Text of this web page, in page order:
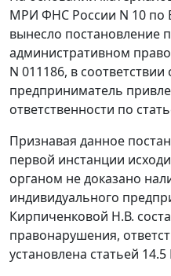
МРИ ФНС России N 10 по
вынесло постановление
административном
N 011186, в
предприниматель
ответственности по
Признавая данное
первой инстанции
органом не доказано
индивидуального
Кирпиченковой Н.В.
правонарушения,
установлена статьей 14.5